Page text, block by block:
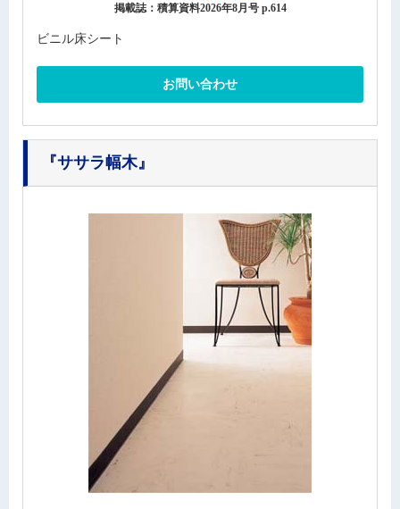
掲載誌：積算資料2026年8月号 p.614
ビニル床シート
お問い合わせ
『ササラ幅木』